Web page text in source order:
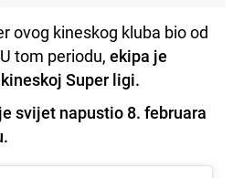
ovog kineskog kluba bio od
tom periodu, ekipa je
Super ligi.
svijet napustio 8. februara